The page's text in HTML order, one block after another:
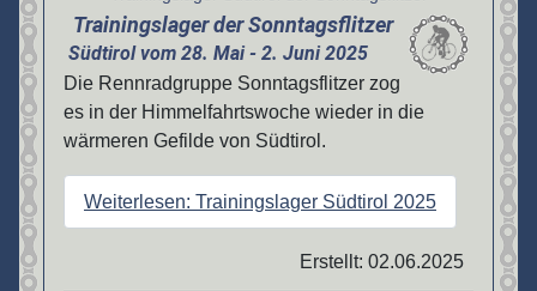
Trainingslager der Sonntagsflitzer
Südtirol vom 28. Mai - 2. Juni 2025
Die Rennradgruppe Sonntagsflitzer zog
es in der Himmelfahrtswoche wieder in die
wärmeren Gefilde von Südtirol.
Weiterlesen: Trainingslager Südtirol 2025
Erstellt: 02.06.2025